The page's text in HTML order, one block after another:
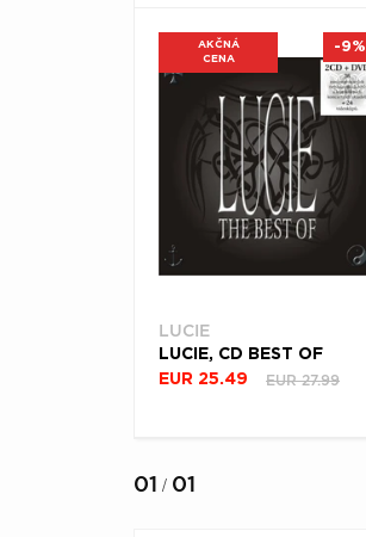
AKČNÁ
CENA
LUCIE
LUCIE, CD BEST OF
EUR 25.49
EUR 27.99
-9%
01 / 01